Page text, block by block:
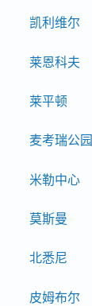
凯利维尔
莱恩科夫
莱平顿
麦考瑞公园
米勒中心
莫斯曼
北悉尼
皮姆布尔